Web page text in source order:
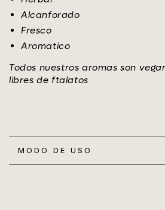
Alcanforado
Fresco
Aromatico
Todos nuestros aromas son
libres de ftalatos
MODO DE USO